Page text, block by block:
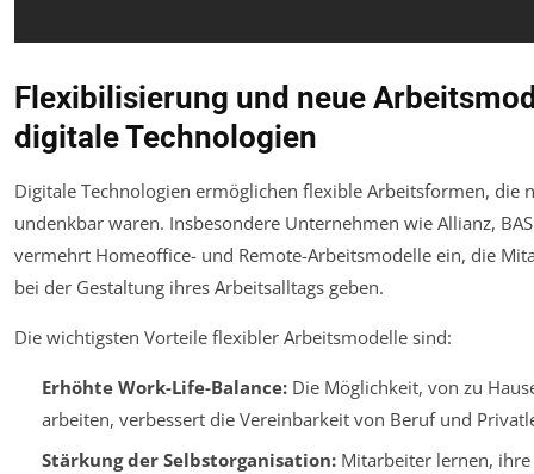
Flexibilisierung und neue
digitale Technologien
Digitale Technologien ermöglichen flexible Arbeitsformen, die
undenkbar waren. Insbesondere Unternehmen wie Allianz,
vermehrt Homeoffice- und Remote-Arbeitsmodelle ein, die
bei der Gestaltung ihres Arbeitsalltags geben.
Die wichtigsten Vorteile flexibler Arbeitsmodelle sind:
Erhöhte Work-Life-Balance:Die Möglichkeit, von zu
arbeiten, verbessert die Vereinbarkeit von Beruf und
Stärkung der Selbstorganisation:Mitarbeiter lernen, ihre